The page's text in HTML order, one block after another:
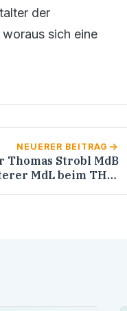
der
sich eine
NEUERER BEITRAG
Thomas Strobl MdB
MdL beim THW